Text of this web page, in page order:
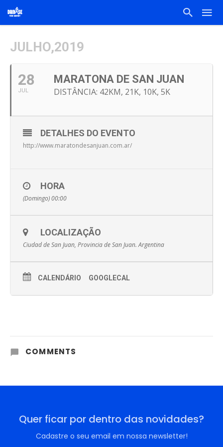
JULHO,2019
28
JUL
MARATONA DE SAN JUAN
DISTÂNCIA: 42KM, 21K, 10K, 5K
DETALHES DO EVENTO
http://www.maratondesanjuan.com.ar/
HORA
(Domingo) 00:00
LOCALIZAÇÃO
Ciudad de San Juan, Provincia de San Juan. Argentina
CALENDÁRIO GOOGLECAL
COMMENTS
Quer ficar por dentro das novidades?
Cadastre o seu email em nossa newsletter!